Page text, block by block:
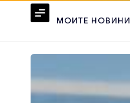
МОИТЕ НОВИНИ